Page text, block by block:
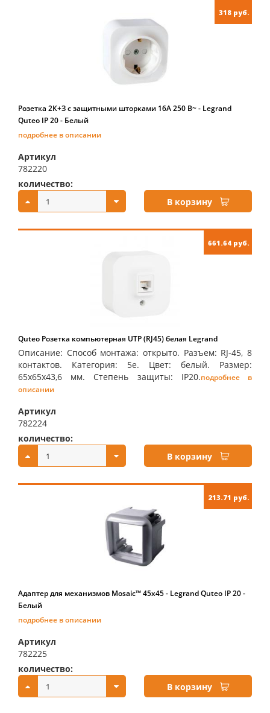
318 руб.
Розетка 2К+З с защитными шторками 16A 250 В~ - Legrand
Quteo IP 20 - Белый
подробнее в описании
Артикул
782220
количество:
В корзину
661.64 руб.
Quteo Розетка компьютерная UTP (RJ45) белая Legrand
Описание: Способ монтажа: открыто. Разъем: RJ-45, 8
контактов. Категория: 5е. Цвет: белый. Размер:
65х65х43,6 мм. Степень защиты: IP20.подробнее в
описании
Артикул
782224
количество:
В корзину
213.71 руб.
Адаптер для механизмов Mosaic™ 45х45 - Legrand Quteo IP 20 -
Белый
подробнее в описании
Артикул
782225
количество:
В корзину